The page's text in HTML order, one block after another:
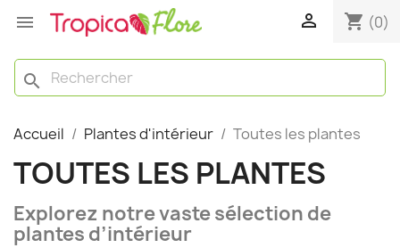
  shopping_cart (0)
search
Accueil Plantes d'intérieur Toutes les plantes
TOUTES LES PLANTES
Explorez notre vaste sélection de
plantes d’intérieur